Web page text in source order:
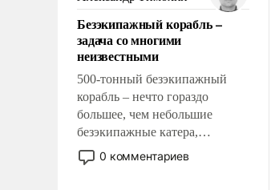
ответственность, помогать
слабым, идти вперед и
адаптироваться.
Безэкипажный корабль –
задача со многими
неизвестными
500-тонный безэкипажный
корабль – нечто гораздо
большее, чем небольшие
безэкипажные катера,
применение которых уже
стало обыденностью. Задача по
0 комментариев